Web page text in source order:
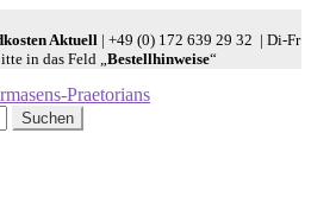
Aktuell | +49 (0) 172 639 29 32 | Di-Fr
in das Feld „Bestellhinweise“
Suchen